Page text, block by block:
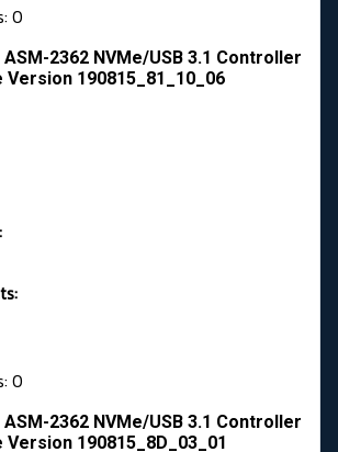
0
2362 NVMe/USB 3.1 Controller
190815_81_10_06
0
2362 NVMe/USB 3.1 Controller
190815_8D_03_01